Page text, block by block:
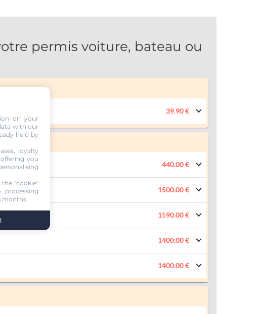
permis voiture, bateau ou
39.90 €
440.00 €
1500.00 €
1590.00 €
1400.00 €
1400.00 €
on your
with our
held by
loyalty
you
"cookie"
months.